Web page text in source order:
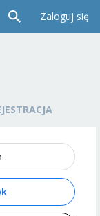
Zaloguj się